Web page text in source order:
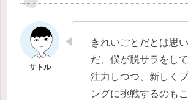
きれいごとだとは思
だ、僕が脱サラをし
注力しつつ、新しく
ングに挑戦するのも